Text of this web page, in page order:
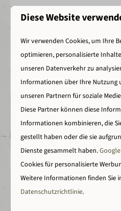
Anzahl Personen
4
Wohnfläche
44 m 2
Grundstückstyp
Haustiere erlaubt
ja
Preis fragen
16.500,00 €
Diese Website
Wir verwenden Cookies, um Ihre
optimieren, personalisierte
unseren Datenverkehr zu
Informationen über Ihre Nutzung
unseren Partnern für soziale
Diese Partner können diese
Informationen kombinieren, die
gestellt haben oder die sie
Dienste gesammelt haben.Google
Cookies für personalisierte
Weitere Informationen finden Sie
Datenschutzrichtlinie.